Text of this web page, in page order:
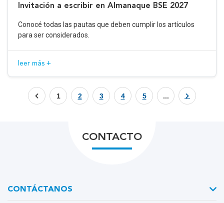
Invitación a escribir en Almanaque BSE 2027
Conocé todas las pautas que deben cumplir los artículos
para ser considerados.
leer más +
1 2 3 4 5 ...
CONTACTO
CONTÁCTANOS